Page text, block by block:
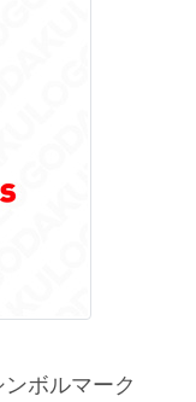
ボルマーク